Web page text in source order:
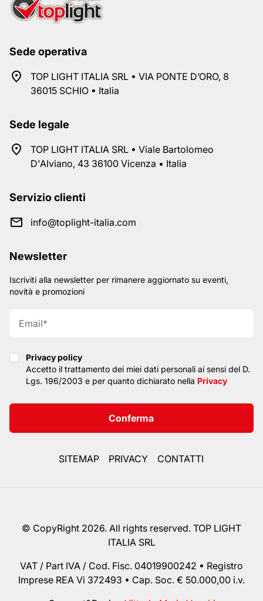
Sede operativa
TOP LIGHT ITALIA SRL • VIA PONTE D’ORO, 8
36015 SCHIO • Italia
Sede legale
TOP LIGHT ITALIA SRL • Viale Bartolomeo
D'Alviano, 43 36100 Vicenza • Italia
Servizio clienti
info@toplight-italia.com
Newsletter
Iscriviti alla newsletter per rimanere aggiornato su eventi,
novità e promozioni
Privacy policy
Privacy policy
Accetto il trattamento dei miei dati personali ai sensi del D.
Lgs. 196/2003 e per quanto dichiarato nella Privacy
Conferma
SITEMAP PRIVACY CONTATTI
© CopyRight 2026. All rights reserved. TOP LIGHT
ITALIA SRL
VAT / Part IVA / Cod. Fisc. 04019900242 • Registro
Imprese REA Vi 372493 • Cap. Soc. € 50.000,00 i.v.